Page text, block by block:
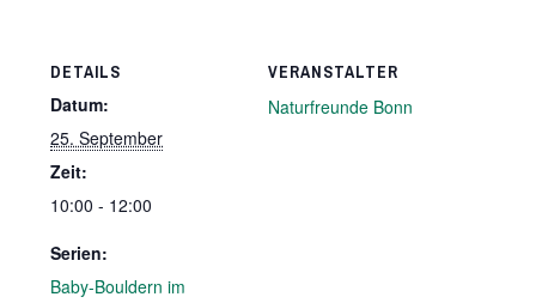
DETAILS
Datum:
25. September
Zeit:
10:00 - 12:00
Serien:
Baby-Bouldern im
VERANSTALTER
Naturfreunde Bonn